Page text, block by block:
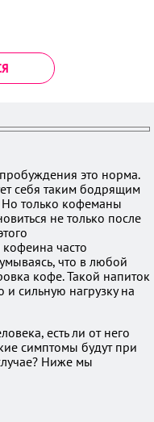
это норма.
себя таким бодрящим
Но только кофеманы
не только после
часто
что в любой
кофе. Такой напиток
и сильную нагрузку на
есть ли от него
симптомы будут при
Ниже мы